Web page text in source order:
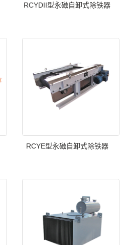
RCYDII型永磁自卸式除铁器
RCYE型永磁自卸式除铁器